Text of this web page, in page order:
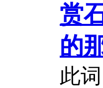
赏
的
此